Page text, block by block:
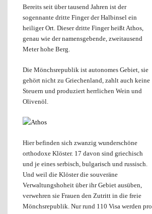
Bereits seit über tausend Jahren ist der
sogennante dritte Finger der Halbinsel ein
heiliger Ort. Dieser dritte Finger heißt Athos,
genau wie der namensgebende, zweitausend
Meter hohe Berg.
Die Mönchsrepublik ist autonomes Gebiet, sie
gehört nicht zu Griechenland, zahlt auch keine
Steuern und produziert herrlichen Wein und
Olivenöl.
Hier befinden sich zwanzig wunderschöne
orthodoxe Klöster. 17 davon sind griechisch
und je eines serbisch, bulgarisch und russisch.
Und weil die Klöster die souveräne
Verwaltungshoheit über ihr Gebiet ausüben,
verwehren sie Frauen den Zutritt in die freie
Mönchsrepublik. Nur rund 110 Visa werden pro